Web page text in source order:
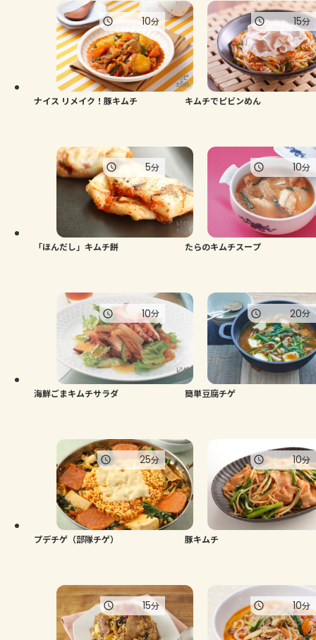
ナイス リメイク！豚キムチ
10分
キムチでピビンめん
15分
「ほんだし」キムチ餅
5分
たらのキムチスープ
10分
海鮮ごまキムチサラダ
10分
簡単豆腐チゲ
20分
プデチゲ（部隊チゲ）
25分
豚キムチ
10分
15分 10分